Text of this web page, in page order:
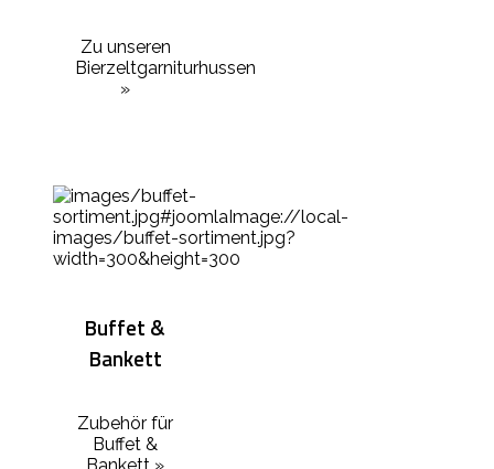
Zu unseren
Bierzeltgarniturhussen
»
Buffet &
Bankett
Zubehör für
Buffet &
Bankett »